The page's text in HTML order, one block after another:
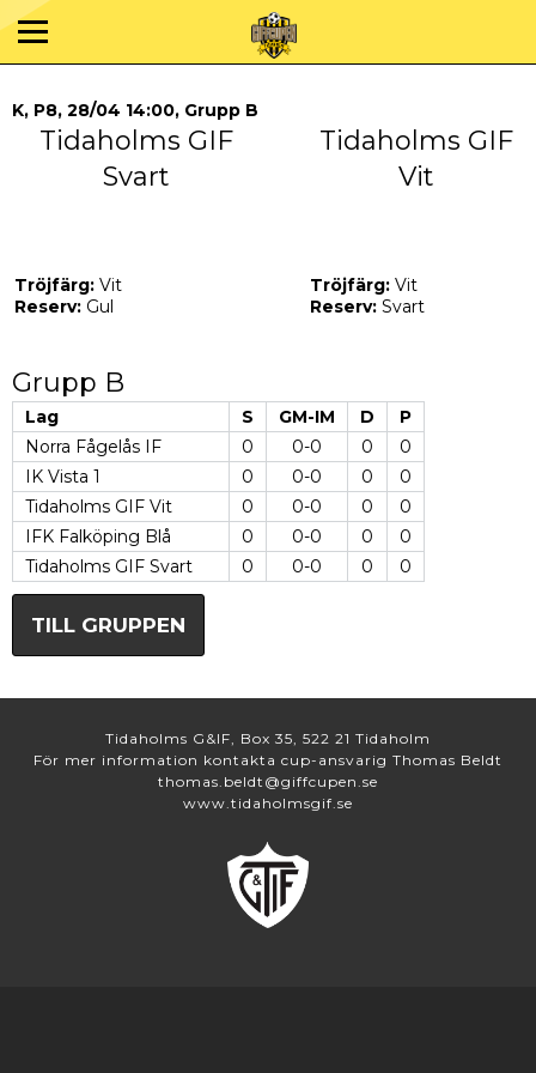
K, P8, 28/04 14:00, Grupp B
Tidaholms GIF
Svart
Tidaholms GIF
Vit
Tröjfärg: Vit
Reserv: Gul
Tröjfärg: Vit
Reserv: Svart
Grupp B
Lag S GM-IM D
P
Norra Fågelås IF
0 0-0 0
0
IK Vista 1
0 0-0 0
0
Tidaholms GIF Vit
0 0-0 0
0
IFK Falköping Blå
0 0-0 0
0
Tidaholms GIF Svart
0 0-0 0 0
TILL GRUPPEN
Tidaholms G&IF, Box 35, 522 21 Tidaholm
För mer information kontakta cup-ansvarig Thomas Beldt
thomas.beldt@giffcupen.se
www.tidaholmsgif.se